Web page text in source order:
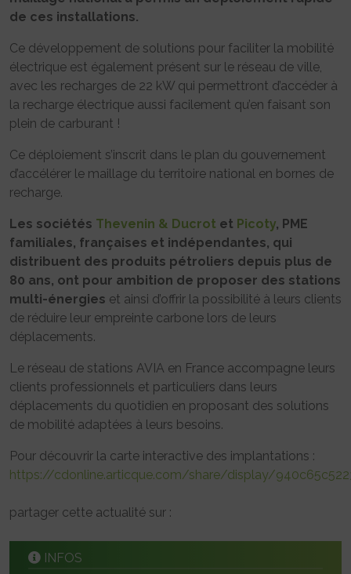
de ces installations.
Ce développement de solutions pour faciliter la mobilité
électrique est également présent sur le réseau de ville,
avec les recharges de 22 kW qui permettront d’accéder à
la recharge électrique aussi facilement qu’en faisant son
plein de carburant !
Ce déploiement s’inscrit dans le plan du gouvernement
d’accélérer le maillage du territoire national en bornes de
recharge.
Les sociétés Thevenin & Ducrot et Picoty, PME
familiales, françaises et indépendantes, qui
distribuent des produits pétroliers depuis plus de
80 ans, ont pour ambition de proposer des stations
multi-énergies et ainsi d’offrir la possibilité à leurs clients
de réduire leur empreinte carbone lors de leurs
déplacements.
Le réseau de stations AVIA en France accompagne leurs
clients professionnels et particuliers dans leurs
déplacements du quotidien en proposant des solutions
de mobilité adaptées à leurs besoins.
Pour découvrir la carte interactive des implantations :
https://cdonline.articque.com/share/display/
partager cette actualité sur :
INFOS